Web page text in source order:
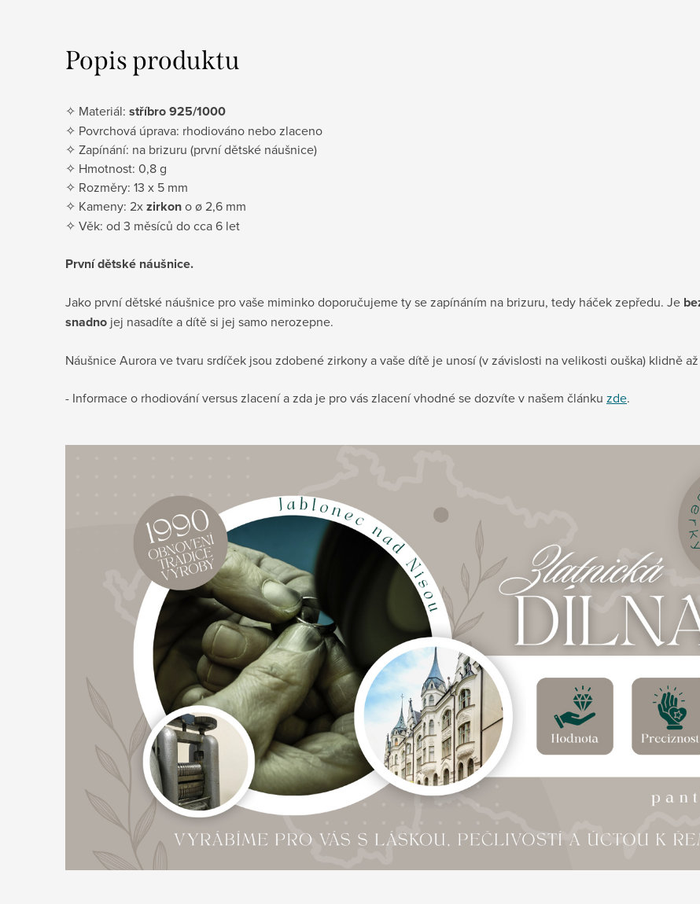
Popis produktu
✧ Materiál: stříbro 925/1000
✧ Povrchová úprava: rhodiováno nebo zlaceno
✧ Zapínání: na brizuru (první dětské náušnice)
✧ Hmotnost: 0,8 g
✧ Rozměry: 13 x 5 mm
✧ Kameny: 2xzirkono ø 2,6 mm
✧ Věk: od 3 měsíců do cca 6 let
První dětské náušnice.
Jako první dětské náušnice pro vaše miminko doporučujeme ty se zapínáním na brizuru, tedy háček zepředu. Je
snadno jej nasadíte a dítě si jej samo nerozepne.
Náušnice Aurora ve tvaru srdíček jsou zdobené zirkony a vaše dítě je unosí (v závislosti na velikosti ouška) klidně
- Informace o rhodiování versus zlacení a zda je pro vás zlacení vhodné se dozvíte v našem článku zde.